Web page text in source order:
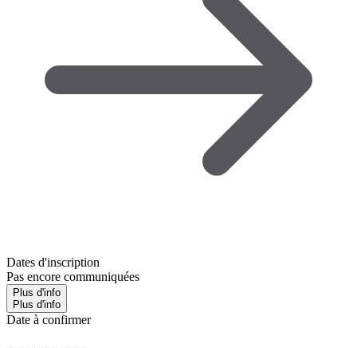
Dates d'inscription
Pas encore communiquées
Plus d'info
Plus d'info
Date à confirmer